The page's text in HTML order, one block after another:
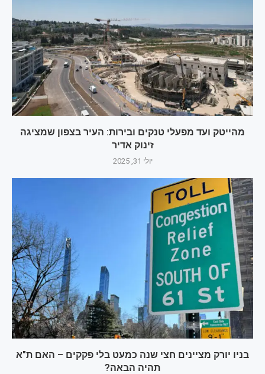
מהייטק ועד מפעלי טנקים ובירות: העיר בצפון שמציגה
זינוק אדיר
יולי 31, 2025
בניו יורק מציינים חצי שנה כמעט בלי פקקים – האם ת"א
תהיה הבאה?